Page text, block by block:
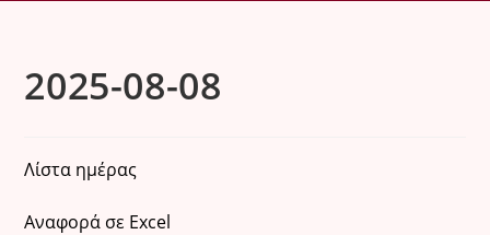
2025-08-08
Λίστα ημέρας
Αναφορά σε Excel